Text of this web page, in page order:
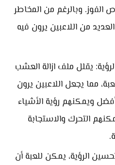
الفوز. وبالرغم من المخاطر
من اللاعبين يرون فيه
يقلل ملف ازالة العشب
مما يجعل اللاعبين يرون
ويمكنهم رؤية الأشياء
التحرك والاستجابة
الرؤية، يمكن للعبة أن